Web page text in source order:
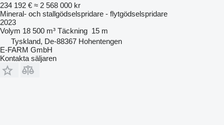
234 192 € ≈ 2 568 000 kr
Mineral- och stallgödselspridare - flytgödselspridare
2023
Volym 18 500 m³ Täckning 15 m
Tyskland, De-88367 Hohentengen
E-FARM GmbH
Kontakta säljaren